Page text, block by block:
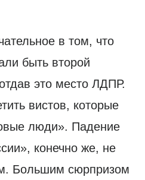
в том, что
быть второй
это место ЛДПР.
вистов, которые
люди». Падение
конечно же, не
Большим сюрпризом